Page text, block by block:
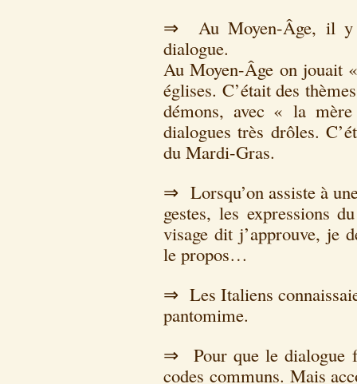
⇒ Au Moyen-Âge, il y
dialogue.
Au Moyen-Âge on jouait
églises. C’était des
démons, avec « la
dialogues très drôles.
du Mardi-Gras.
⇒ Lorsqu’on assiste à
gestes, les expressions
visage dit j’approuve, je
le propos…
⇒ Les Italiens
pantomime.
⇒ Pour que le dialogue
codes communs. Mais